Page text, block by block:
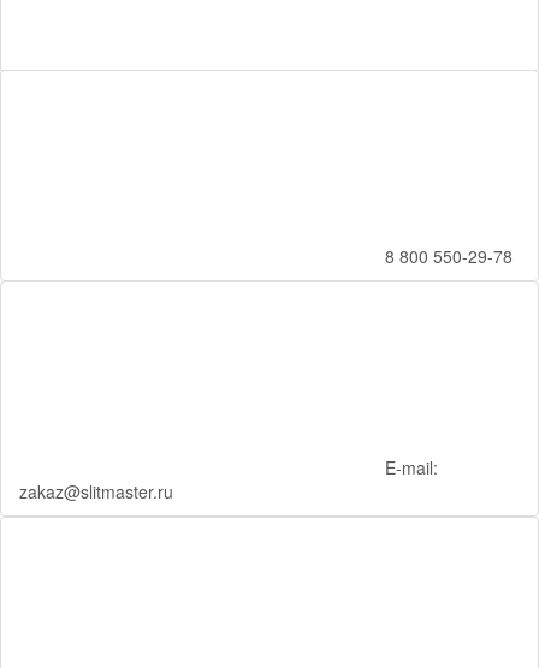
8 800 550-29-78
E-mail:
zakaz@slitmaster.ru